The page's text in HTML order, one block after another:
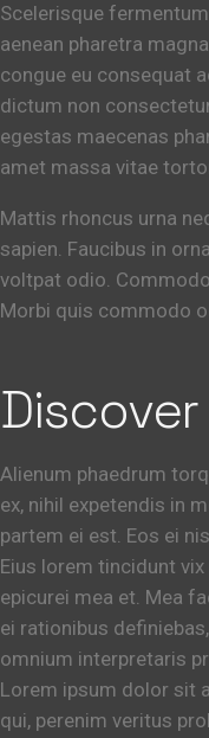
Scelerisque
aenean pharetra
congue eu consequat
dictum non
egestas maecenas
amet massa vitae
Mattis rhoncus urna
sapien. Faucibus in
voltpat odio.
Morbi quis commodo
Alienum phaedrum
ex, nihil expetendis in
partem ei est. Eos ei
Eius lorem tincidunt
epicurei mea et. Mea
ei rationibus
omnium interpretaris
Lorem ipsum dolor sit
qui, perenim veritus